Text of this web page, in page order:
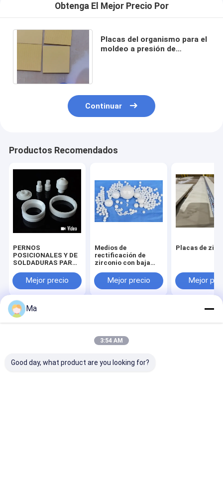
Obtenga El Mejor Precio Por
Placas del organismo para el
moldeo a presión de
Continuar
Productos Recomendados
PERNOS
POSICIONALES Y DE
SOLDADURAS PARA
AUTOMÓVIL
Mejor precio
Medios de
rectificación de
zirconio con baja
alta dureza para un
amplio ámbito de
Mejor precio
Placas de
Mejor
Sitio
Ahora
Site
Mapa del Sitio
Privacy Policy
Reserved.
Ma
3:54 AM
Good day, what product are you looking for?